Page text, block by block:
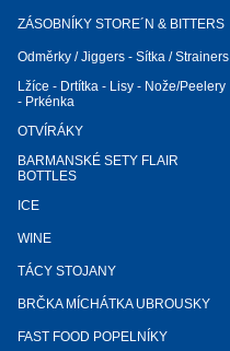
ZÁSOBNÍKY STORE´N & BITTERS
Odměrky / Jiggers - Sítka / Strainers
Lžíce - Drtítka - Lisy - Nože/Peelery
- Prkénka
OTVÍRÁKY
BARMANSKÉ SETY FLAIR
BOTTLES
ICE
WINE
TÁCY STOJANY
BRČKA MÍCHÁTKA UBROUSKY
FAST FOOD POPELNÍKY